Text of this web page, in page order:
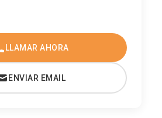
LLAMAR AHORA
ENVIAR EMAIL